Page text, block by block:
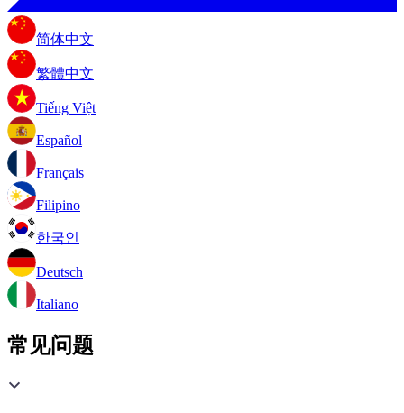
简体中文
繁體中文
Tiếng Việt
Español
Français
Filipino
한국인
Deutsch
Italiano
常见问题